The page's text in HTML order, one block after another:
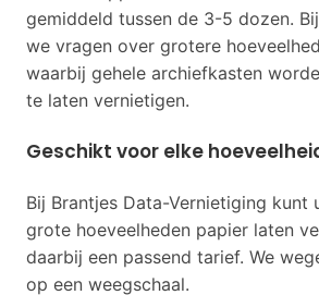
gemiddeld tussen de 3-5 dozen.
we vragen over grotere
waarbij gehele archiefkasten
te laten vernietigen.
Geschikt voor elke
Bij Brantjes Data-Vernietiging kunt
grote hoeveelheden papier laten
daarbij een passend tarief. We
op een weegschaal.